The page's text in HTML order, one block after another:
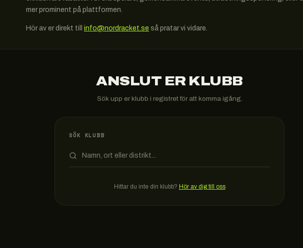
mer prominent på plattformen.
Hör av er direkt till info@nordracket.se så pratar vi vidare.
ANSLUT ER KLUBB
Sök upp er klubb i registret för att komma igång.
SÖK KLUBB
Hittar du inte din klubb? Hör av dig till oss